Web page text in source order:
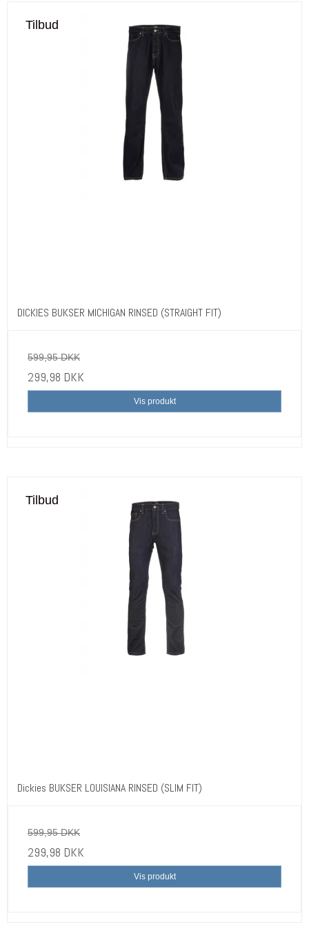
Tilbud
DICKIES BUKSER MICHIGAN RINSED (STRAIGHT FIT)
599,95 DKK
299,98 DKK
Vis produkt
Tilbud
Dickies BUKSER LOUISIANA RINSED (SLIM FIT)
599,95 DKK
299,98 DKK
Vis produkt